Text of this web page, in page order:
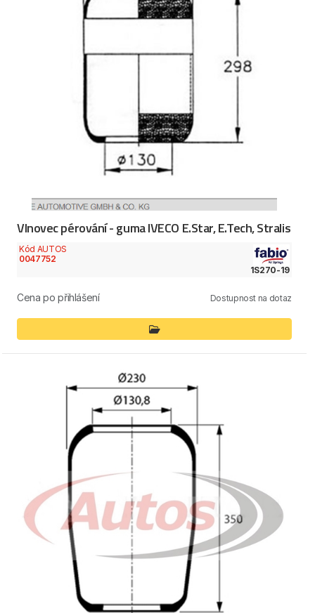
Vlnovec pérování - guma IVECO E.Star, E.Tech, Stralis
Kód AUTOS
0047752
1S270-19
Cena po přihlášení Dostupnost na dotaz